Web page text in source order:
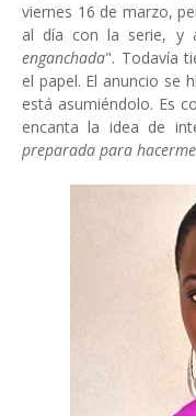
viernes 16 de marzo,
al día con la serie, y
enganchada". Todavía
el papel. El anuncio se
está asumiéndolo. Es
encanta la idea de
preparada para